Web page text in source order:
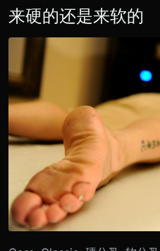
来硬的还是来软的